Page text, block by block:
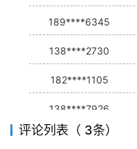
189****6345
138****2730
182****1105
138****7926
139****9233
评论列表（ 3条）